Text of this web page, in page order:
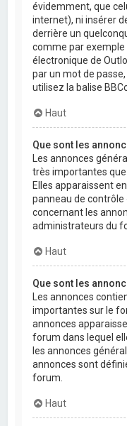
évidemment, que
internet), ni insérer
derrière un
comme par exemple
électronique de
par un mot de
utilisez la balise
Haut
Que sont les
Les annonces
très importantes
Elles apparaissent
panneau de contrôle
concernant les
administrateurs du
Haut
Que sont les
Les annonces
importantes sur le
annonces
forum dans lequel
les annonces
annonces sont
forum.
Haut